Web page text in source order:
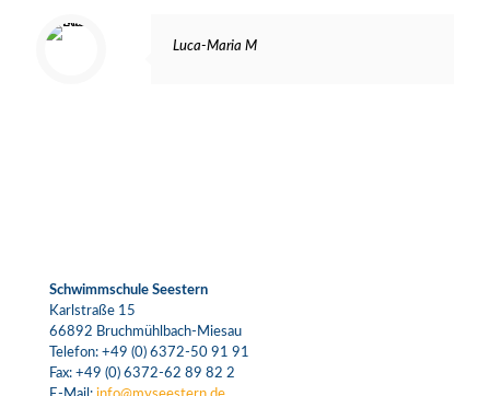
Luca-Maria M
Schwimmschule Seestern
Karlstraße 15
66892 Bruchmühlbach-Miesau
Telefon: +49 (0) 6372-50 91 91
Fax: +49 (0) 6372-62 89 82 2